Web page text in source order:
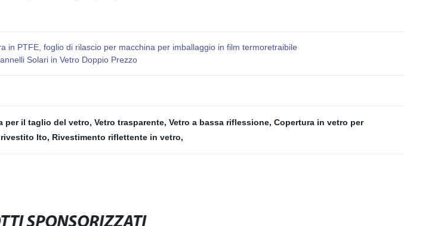
PTFE, foglio di rilascio per macchina per imballaggio in film termoretraibile
Solari in Vetro Doppio Prezzo
per il taglio del vetro, Vetro trasparente, Vetro a bassa riflessione, Copertura in vetro per
rivestito Ito, Rivestimento riflettente in vetro,